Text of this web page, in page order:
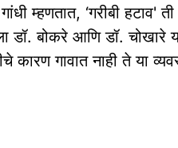
गांधी म्हणतात, ‘गरीबी हटाव'
डॉ. बोकरे आणि डॉ. चोखारे
कारण गावात नाही ते या